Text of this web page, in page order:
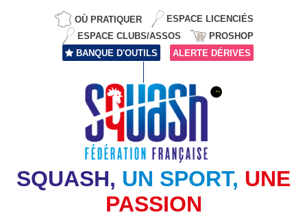
OÙ PRATIQUER
ESPACE LICENCIÉS
ESPACE CLUBS/ASSOS
PROSHOP
BANQUE D'OUTILS
ALERTE DÉRIVES
SQUASH, UN SPORT, UNE
PASSION